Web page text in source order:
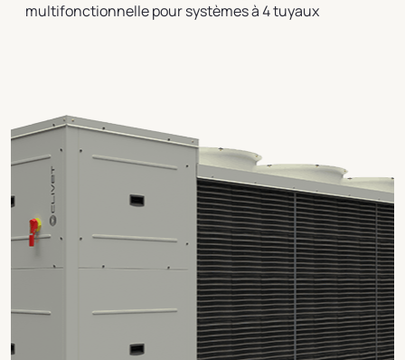
multifonctionnelle pour systèmes à 4 tuyaux